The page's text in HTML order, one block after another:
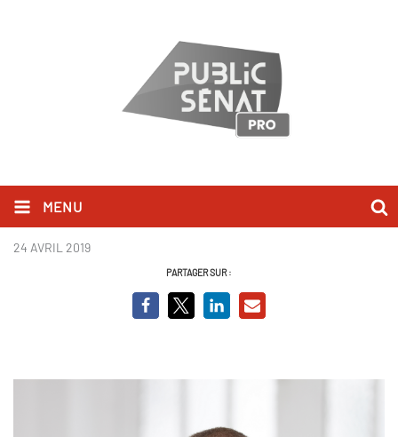
MENU
Alexandre Poussart
24 AVRIL 2019
PARTAGER SUR :